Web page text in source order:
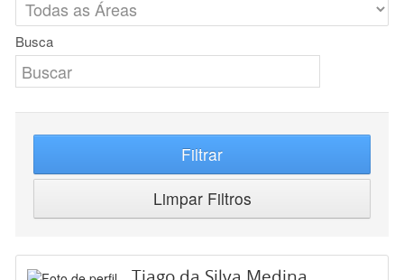
Busca
Filtrar
Limpar Filtros